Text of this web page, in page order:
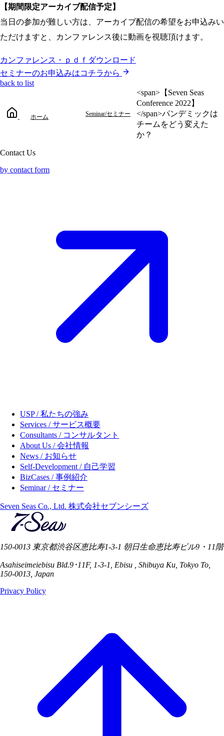
【期間限定アーカイブ配信予定】
当日の参加が難しい方は、アーカイブ配信の希望をお申込みい
ただけますと、カンファレンス後に動画を視聴頂けます。
カンファレンス・ｐｄｆダウンロード
セミナーのお申込みはコチラから
back to list
ホーム Seminar/セミナー
<span>【Seven Seas
Conference 2022】
</span>パンデミックは
チームを​どう変えた
か？
Contact Us
by contact form
USP / 私たちの強み
Services / サービス概要
Consultants / コンサルタント
About Us / 会社情報
News / お知らせ
Self-Development / 自己学習
BizCases / 事例紹介
Seminar / セミナー
Seven Seas Co., Ltd. 株式会社セブンシーズ
150-0013 東京都渋谷区恵比寿1-3-1 朝日生命恵比寿ビル9・11階
Asahiseimeiebisu Bld.9･11F, 1-3-1, Ebisu , Shibuya Ku, Tokyo To,
150-0013, Japan
Privacy Policy